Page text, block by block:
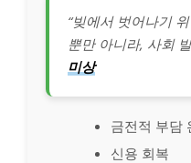
“빚에서 벗어나기
뿐만 아니라, 사회
미상
금전적 부담
신용 회복